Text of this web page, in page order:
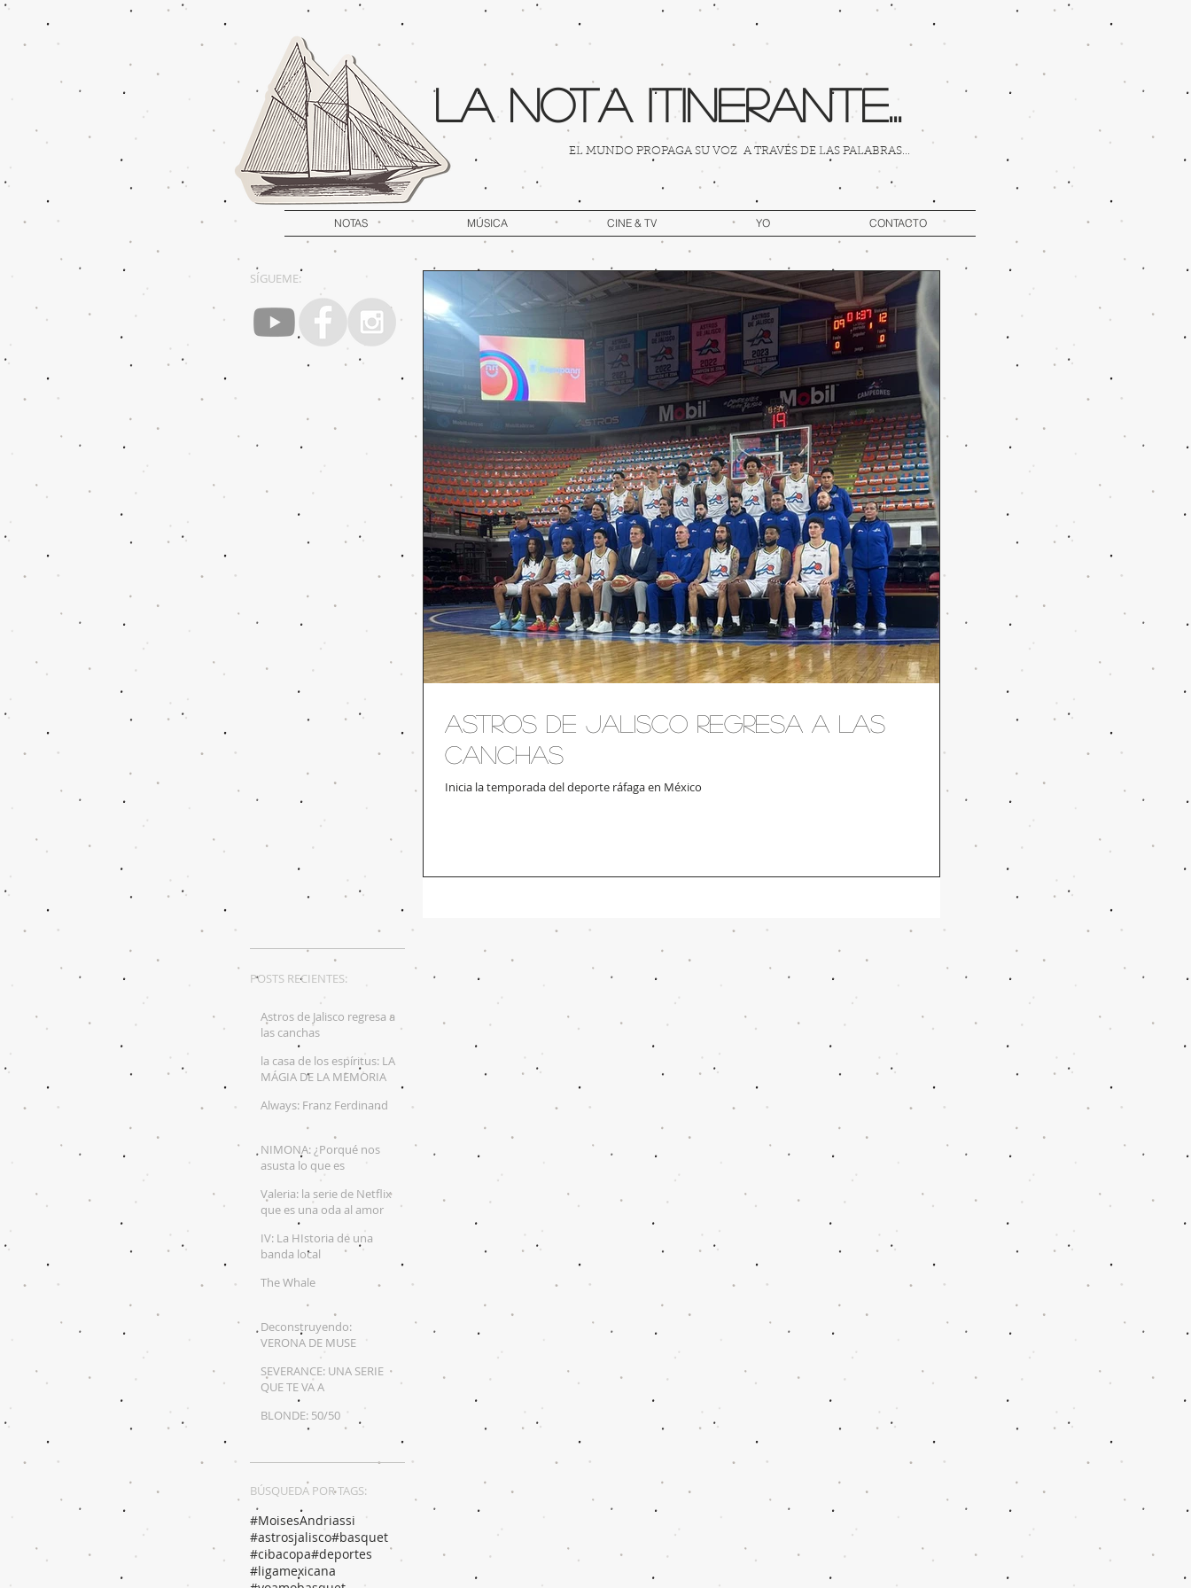
La Nota Itinerante...
EL MUNDO PROPAGA SU VOZ A TRAVÉS DE LAS PALABRAS...
NOTAS MÚSICA CINE & TV YO CONTACTO
SÍGUEME:
Astros de Jalisco regresa a las
canchas
Inicia la temporada del deporte ráfaga en México
POSTS RECIENTES:
Astros de Jalisco regresa a
las canchas
la casa de los espíritus: LA
MÁGIA DE LA MEMORIA
Always: Franz Ferdinand
NIMONA: ¿Porqué nos
asusta lo que es
Valeria: la serie de Netflix
que es una oda al amor
IV: La HIstoria de una
banda local
The Whale
Deconstruyendo:
VERONA DE MUSE
SEVERANCE: UNA SERIE
QUE TE VA A
DESCOLOCAR
BLONDE: 50/50
BÚSQUEDA POR TAGS:
#MoisesAndriassi
#astrosjalisco#basquet
#cibacopa#deportes
#ligamexicana